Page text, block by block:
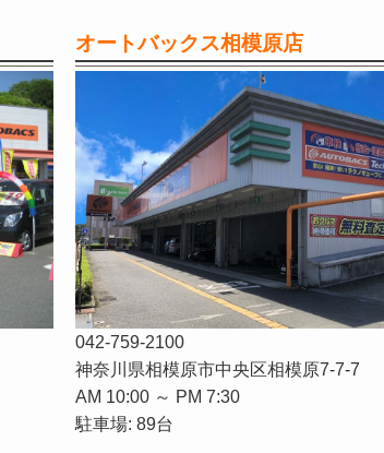
オートバックス相模原店
042-759-2100
神奈川県相模原市中央区相模原7-7-7
AM 10:00 ～ PM 7:30
駐車場: 89台